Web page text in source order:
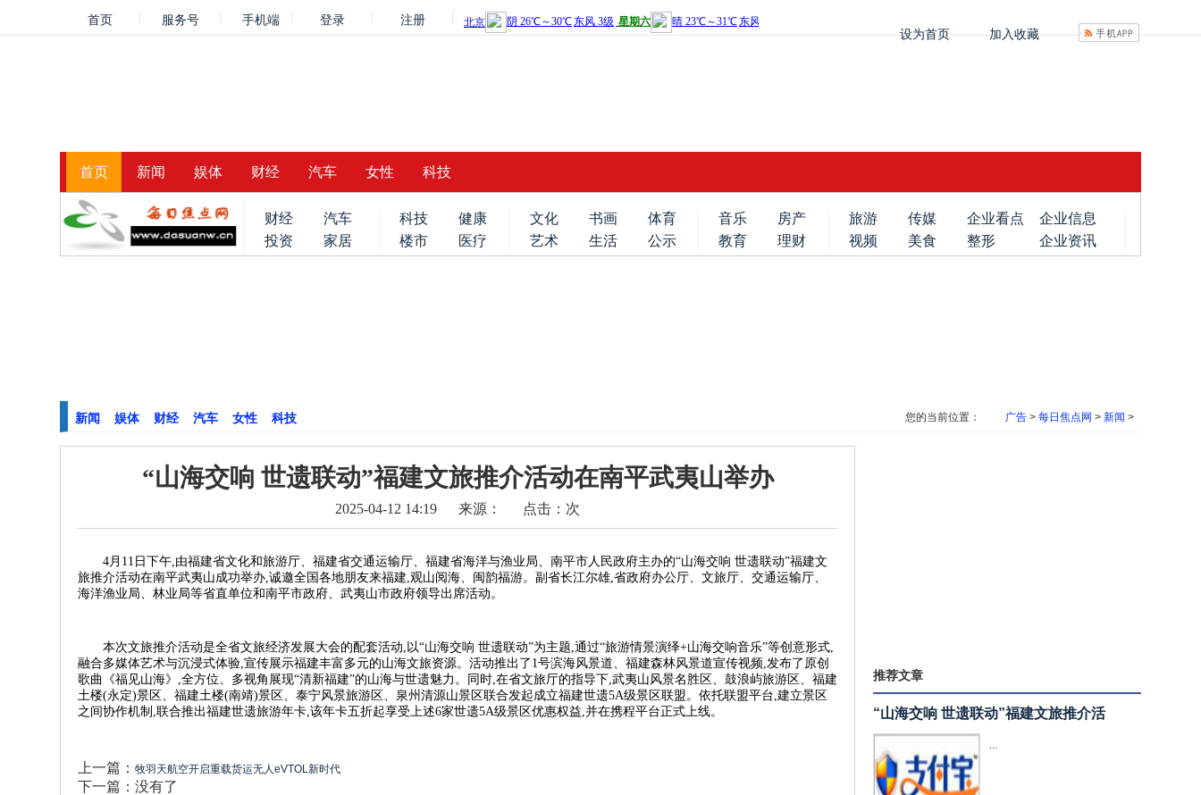
首页 服务号 手机端 登录
注册
加入收藏
设为首页
首页 新闻 娱体 财经 汽车 女性 科技
财经
汽车
投资
家居
科技
健康
楼市
医疗
文化 书画
体育
艺术
生活 公示
音乐
房产
教育
理财
旅游 传媒 企业看点
企业信息
视频
美食 整形 企业资讯
新闻 娱体 财经 汽车 女性 科技 您的当前位置： 广告 > 每日焦点网 > 新闻 >
“山海交响 世遗联动”福建文旅推介活动在南平武夷山举办
2025-04-12 14:19 来源： 点击： 次
4月11日下午,由福建省文化和旅游厅、福建省交通运输厅、福建省海洋与渔业局、南平市人民政府主办的“山海交响 世遗联动”福建文
旅推介活动在南平武夷山成功举办,诚邀全国各地朋友来福建,观山阅海、闽韵福游。副省长江尔雄,省政府办公厅、文旅厅、交通运输厅、
海洋渔业局、林业局等省直单位和南平市政府、武夷山市政府领导出席活动。
本次文旅推介活动是全省文旅经济发展大会的配套活动,以“山海交响 世遗联动”为主题,通过“旅游情景演绎+山海交响音乐”等创意形式,
融合多媒体艺术与沉浸式体验,宣传展示福建丰富多元的山海文旅资源。活动推出了1号滨海风景道、福建森林风景道宣传视频,发布了原创
歌曲《福见山海》,全方位、多视角展现“清新福建”的山海与世遗魅力。同时,在省文旅厅的指导下,武夷山风景名胜区、鼓浪屿旅游区、福建
土楼(永定)景区、福建土楼(南靖)景区、泰宁风景旅游区、泉州清源山景区联合发起成立福建世遗5A级景区联盟。依托联盟平台,建立景区
之间协作机制,联合推出福建世遗旅游年卡,该年卡五折起享受上述6家世遗5A级景区优惠权益,并在携程平台正式上线。
上一篇： 牧羽天航空开启重载货运无人eVTOL新时代
下一篇：没有了
推荐文章
“山海交响 世遗联动”福建文旅推介活
...